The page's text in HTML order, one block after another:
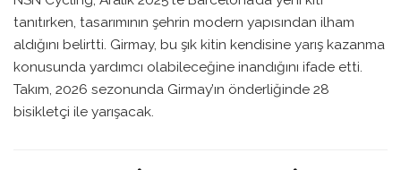
tanıtırken, tasarımının şehrin modern yapısından ilham
aldığını belirtti. Girmay, bu şık kitin kendisine yarış kazanma
konusunda yardımcı olabileceğine inandığını ifade etti.
Takım, 2026 sezonunda Girmay’ın önderliğinde 28
bisikletçi ile yarışacak.